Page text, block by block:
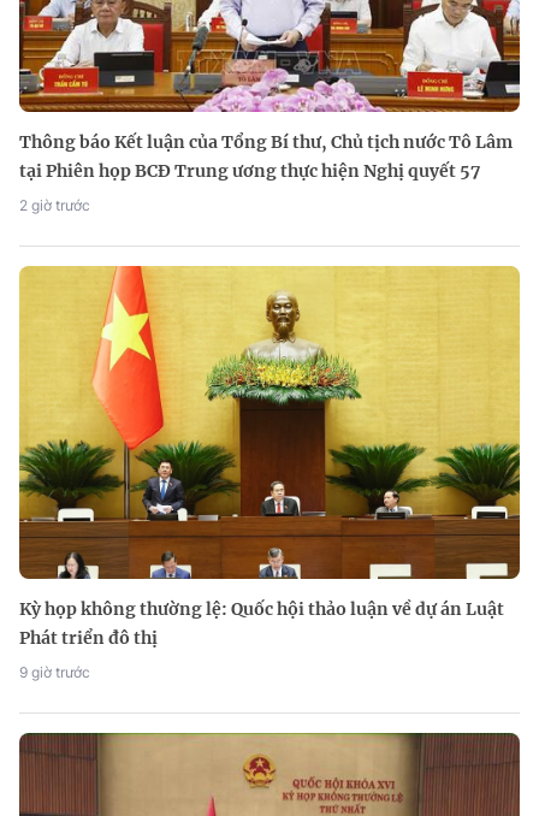
Thông báo Kết luận của Tổng Bí thư, Chủ tịch nước Tô Lâm
tại Phiên họp BCĐ Trung ương thực hiện Nghị quyết 57
2 giờ trước
Kỳ họp không thường lệ: Quốc hội thảo luận về dự án Luật
Phát triển đô thị
9 giờ trước